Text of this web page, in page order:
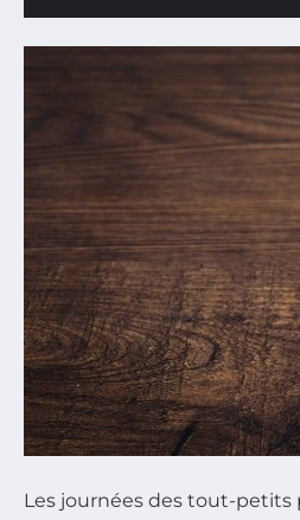
Les journées des tout-